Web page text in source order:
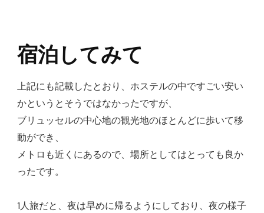
宿泊してみて
上記にも記載したとおり、ホステルの中ですごい安い
かというとそうではなかったですが、
ブリュッセルの中心地の観光地のほとんどに歩いて移
動ができ、
メトロも近くにあるので、場所としてはとっても良か
ったです。
1人旅だと、夜は早めに帰るようにしており、夜の様子